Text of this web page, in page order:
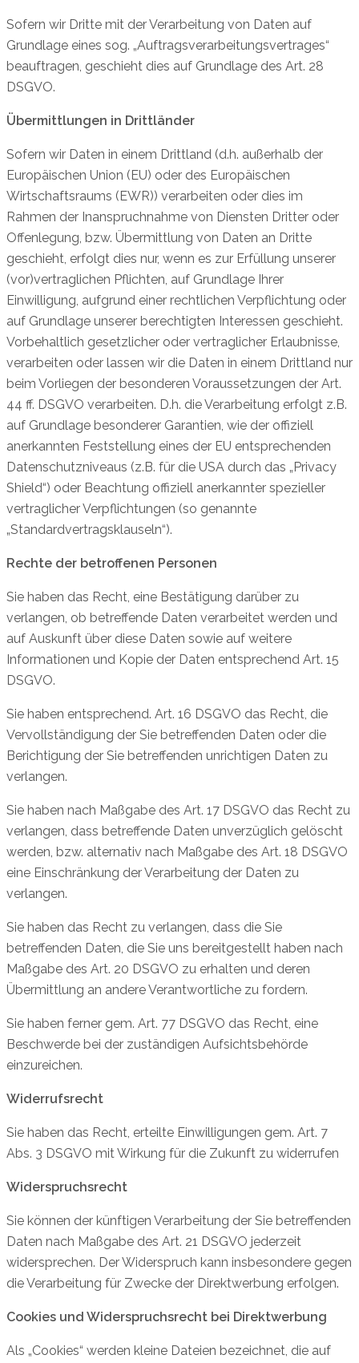
Sofern wir Dritte mit der Verarbeitung von Daten auf
Grundlage eines sog. „Auftragsverarbeitungsvertrages“
beauftragen, geschieht dies auf Grundlage des Art. 28
DSGVO.
Übermittlungen in Drittländer
Sofern wir Daten in einem Drittland (d.h. außerhalb der
Europäischen Union (EU) oder des Europäischen
Wirtschaftsraums (EWR)) verarbeiten oder dies im
Rahmen der Inanspruchnahme von Diensten Dritter oder
Offenlegung, bzw. Übermittlung von Daten an Dritte
geschieht, erfolgt dies nur, wenn es zur Erfüllung unserer
(vor)vertraglichen Pflichten, auf Grundlage Ihrer
Einwilligung, aufgrund einer rechtlichen Verpflichtung oder
auf Grundlage unserer berechtigten Interessen geschieht.
Vorbehaltlich gesetzlicher oder vertraglicher Erlaubnisse,
verarbeiten oder lassen wir die Daten in einem Drittland nur
beim Vorliegen der besonderen Voraussetzungen der Art.
44 ff. DSGVO verarbeiten. D.h. die Verarbeitung erfolgt z.B.
auf Grundlage besonderer Garantien, wie der offiziell
anerkannten Feststellung eines der EU entsprechenden
Datenschutzniveaus (z.B. für die USA durch das „Privacy
Shield“) oder Beachtung offiziell anerkannter spezieller
vertraglicher Verpflichtungen (so genannte
„Standardvertragsklauseln“).
Rechte der betroffenen Personen
Sie haben das Recht, eine Bestätigung darüber zu
verlangen, ob betreffende Daten verarbeitet werden und
auf Auskunft über diese Daten sowie auf weitere
Informationen und Kopie der Daten entsprechend Art. 15
DSGVO.
Sie haben entsprechend. Art. 16 DSGVO das Recht, die
Vervollständigung der Sie betreffenden Daten oder die
Berichtigung der Sie betreffenden unrichtigen Daten zu
verlangen.
Sie haben nach Maßgabe des Art. 17 DSGVO das Recht zu
verlangen, dass betreffende Daten unverzüglich gelöscht
werden, bzw. alternativ nach Maßgabe des Art. 18 DSGVO
eine Einschränkung der Verarbeitung der Daten zu
verlangen.
Sie haben das Recht zu verlangen, dass die Sie
betreffenden Daten, die Sie uns bereitgestellt haben nach
Maßgabe des Art. 20 DSGVO zu erhalten und deren
Übermittlung an andere Verantwortliche zu fordern.
Sie haben ferner gem. Art. 77 DSGVO das Recht, eine
Beschwerde bei der zuständigen Aufsichtsbehörde
einzureichen.
Widerrufsrecht
Sie haben das Recht, erteilte Einwilligungen gem. Art. 7
Abs. 3 DSGVO mit Wirkung für die Zukunft zu widerrufen
Widerspruchsrecht
Sie können der künftigen Verarbeitung der Sie betreffenden
Daten nach Maßgabe des Art. 21 DSGVO jederzeit
widersprechen. Der Widerspruch kann insbesondere gegen
die Verarbeitung für Zwecke der Direktwerbung erfolgen.
Cookies und Widerspruchsrecht bei Direktwerbung
Als „Cookies“ werden kleine Dateien bezeichnet, die auf